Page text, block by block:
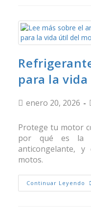
para la
enero 20, 2026
Protege tu motor
por qué es la
anticongelante,
motos.
Continuar Leyendo